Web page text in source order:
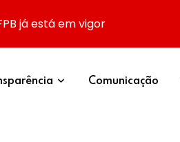
Comunicação
já está em vigor